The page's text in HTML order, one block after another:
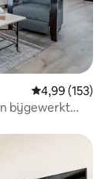
Gemiddelde
4,99 (153)
bijgewerkt